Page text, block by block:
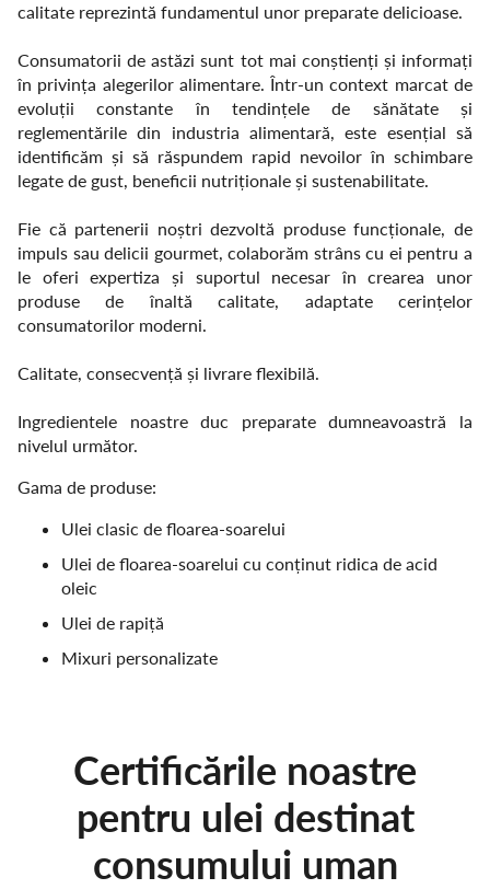
calitate reprezintă fundamentul unor preparate delicioase.
Consumatorii de astăzi sunt tot mai conștienți și informați
în privința alegerilor alimentare. Într-un context marcat de
evoluții constante în tendințele de sănătate și
reglementările din industria alimentară, este esențial să
identificăm și să răspundem rapid nevoilor în schimbare
legate de gust, beneficii nutriționale și sustenabilitate.
Fie că partenerii noștri dezvoltă produse funcționale, de
impuls sau delicii gourmet, colaborăm strâns cu ei pentru a
le oferi expertiza și suportul necesar în crearea unor
produse de înaltă calitate, adaptate cerințelor
consumatorilor moderni.
Calitate, consecvență și livrare flexibilă.
Ingredientele noastre duc preparate dumneavoastră la
nivelul următor.
Gama de produse:
Ulei clasic de floarea-soarelui
Ulei de floarea-soarelui cu conținut ridica de acid
oleic
Ulei de rapiță
Mixuri personalizate
Certificările noastre
pentru ulei destinat
consumului uman